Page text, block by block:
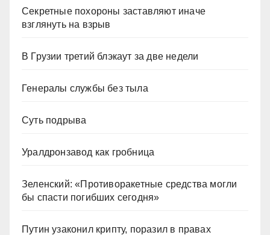
Секретные похороны заставляют иначе
взглянуть на взрыв
В Грузии третий блэкаут за две недели
Генералы службы без тыла
Суть подрыва
Уралдронзавод как гробница
Зеленский: «Противоракетные средства могли
бы спасти погибших сегодня»
Путин узаконил крипту, поразил в правах